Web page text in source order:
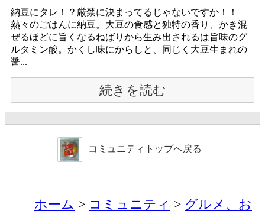
納豆にタレ！？厳禁に決まってるじゃないですか！！
熱々のごはんに納豆。大豆の食感と独特の香り、かき混
ぜるほどに旨くなるねばりから生み出されるは旨味のグ
ルタミン酸。かくし味にからしと、同じく大豆生まれの
醤...
続きを読む
コミュニティトップへ戻る
ホーム コミュニティ
グルメ、お